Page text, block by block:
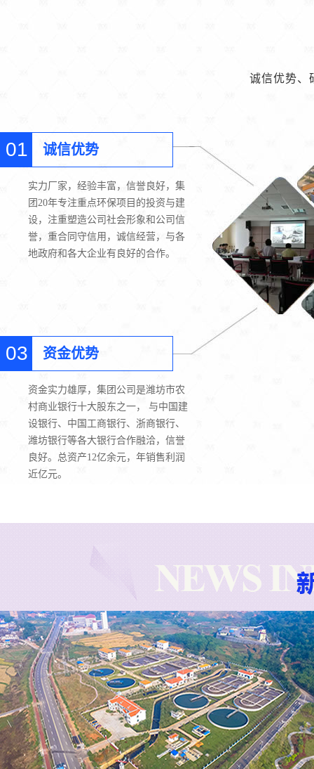
诚信优势、
01 诚信优势
实力厂家，经验丰富，信誉良好，集
团20年专注重点环保项目的投资与建
设，注重塑造公司社会形象和公司信
誉，重合同守信用，诚信经营，与各
地政府和各大企业有良好的合作。
03 资金优势
资金实力雄厚，集团公司是潍坊市农
村商业银行十大股东之一， 与中国建
设银行、中国工商银行、浙商银行、
潍坊银行等各大银行合作融洽，信誉
良好。总资产12亿余元，年销售利润
近亿元。